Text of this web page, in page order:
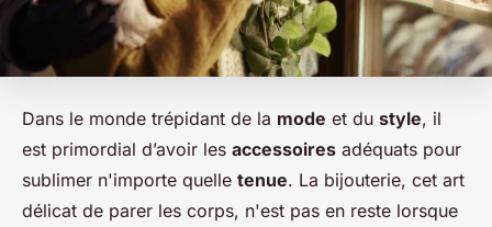
Dans le monde trépidant de la mode et du style, il
est primordial d’avoir les accessoires adéquats pour
sublimer n'importe quelle tenue. La bijouterie, cet art
délicat de parer les corps, n'est pas en reste lorsque